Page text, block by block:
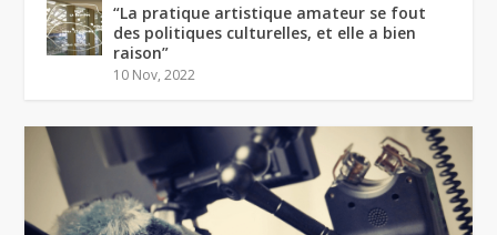
“La pratique artistique amateur se fout
des politiques culturelles, et elle a bien
raison”
10 Nov, 2022